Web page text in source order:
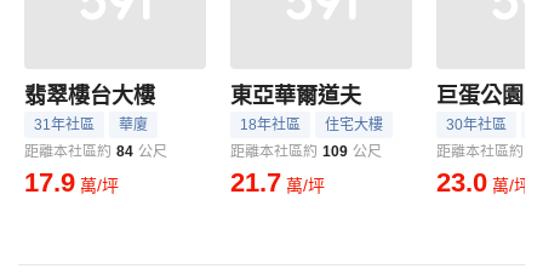
翡翠樓台大樓
31年社區
華廈
距離本社區約 84 公尺
17.9 萬/坪
東亞華爾道夫
18年社區
住宅大樓
距離本社區約 109 公尺
21.7 萬/坪
巨蛋公園
30年社區
距離本社區約
23.0 萬/坪